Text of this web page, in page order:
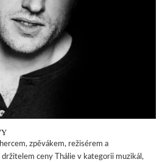
zpěvákem, režisérem a
ceny Thálie v kategorii muzikál,